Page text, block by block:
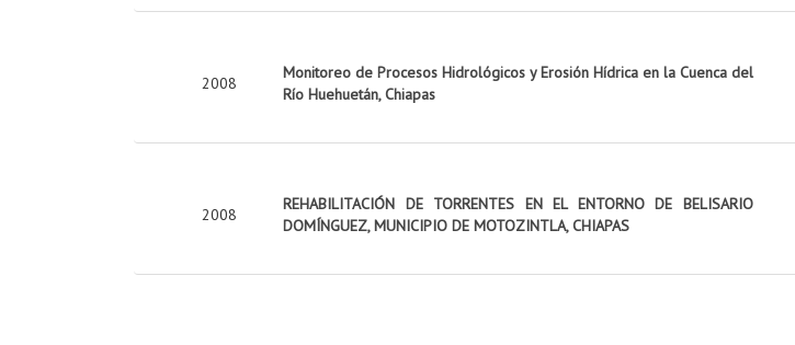
2008
Monitoreo de Procesos Hidrológicos y Erosión Hídrica en la Cuenca del
Río Huehuetán, Chiapas
2008
REHABILITACIÓN DE TORRENTES EN EL ENTORNO DE BELISARIO
DOMÍNGUEZ, MUNICIPIO DE MOTOZINTLA, CHIAPAS